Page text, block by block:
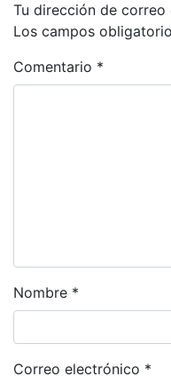
Tu dirección de
Los campos
Comentario *
Nombre *
Correo electrónico *